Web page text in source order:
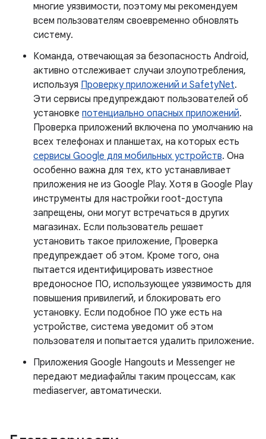
многие уязвимости, поэтому мы рекомендуем
всем пользователям своевременно обновлять
систему.
Команда, отвечающая за безопасность Android,
активно отслеживает случаи злоупотребления,
используя Проверку приложений и SafetyNet.
Эти сервисы предупреждают пользователей об
установке потенциально опасных приложений.
Проверка приложений включена по умолчанию на
всех телефонах и планшетах, на которых есть
сервисы Google для мобильных устройств. Она
особенно важна для тех, кто устанавливает
приложения не из Google Play. Хотя в Google Play
инструменты для настройки root-доступа
запрещены, они могут встречаться в других
магазинах. Если пользователь решает
установить такое приложение, Проверка
предупреждает об этом. Кроме того, она
пытается идентифицировать известное
вредоносное ПО, использующее уязвимость для
повышения привилегий, и блокировать его
установку. Если подобное ПО уже есть на
устройстве, система уведомит об этом
пользователя и попытается удалить приложение.
Приложения Google Hangouts и Messenger не
передают медиафайлы таким процессам, как
mediaserver, автоматически.